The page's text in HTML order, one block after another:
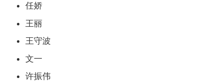
任娇
王丽
王守波
文一
许振伟